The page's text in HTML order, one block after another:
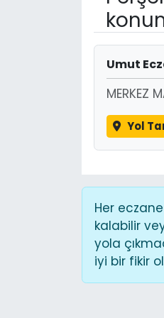
Umut
MERKEZ
Yol
Her
kalabilir
yola
iyi bir fikir